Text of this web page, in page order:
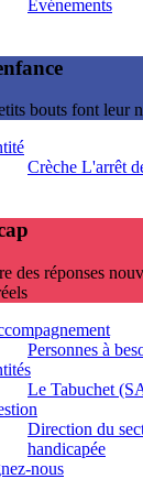
Evénements
bouts font leur
Crèche L'arrêt
des réponses
Personnes à
Le Tabuchet
Direction du
handicapée
nous